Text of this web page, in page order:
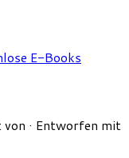
E-Books
von · Entworfen mit